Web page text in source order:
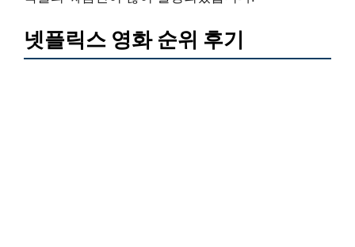
넷플릭스 영화 순위 후기